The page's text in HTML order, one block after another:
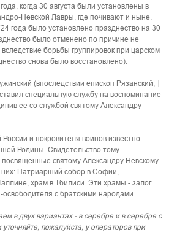
когда 30 августа были установлены в
Невской Лавры, где почивают и ныне.
года было установлено празднество на 30
было отменено по причине не
борьбы группировок при царском
снова было восстановлено).
(впоследствии епископ Рязанский, †
специальную службу на воспоминание
ее со службой святому Александру
и покровителя воинов известно
Родины. Свидетельство тому -
святому Александру Невскому.
Патриарший собор в Софии,
храм в Тбилиси. Эти храмы - залог
с братскими народами.
в двух вариантах - в серебре и в серебре с
пожалуйста, у операторов при